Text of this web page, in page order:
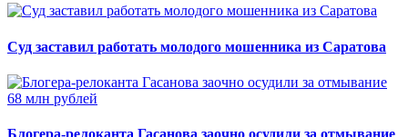
Суд заставил работать молодого мошенника из Саратова